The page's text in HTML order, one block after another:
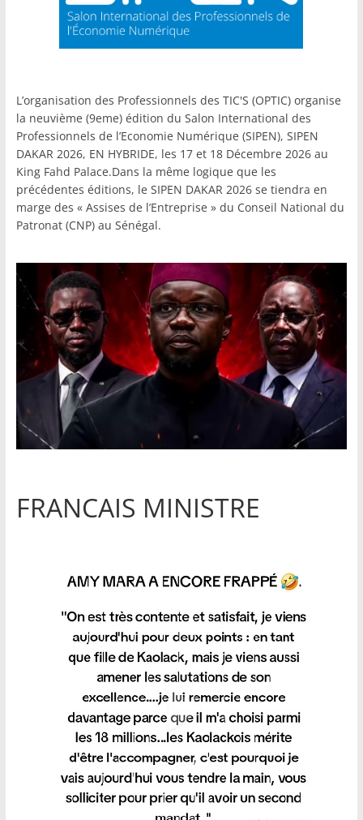
L’organisation des Professionnels des TIC'S (OPTIC) organise
la neuvième (9eme) édition du Salon International des
Professionnels de l’Economie Numérique (SIPEN), SIPEN
DAKAR 2026, EN HYBRIDE, les 17 et 18 Décembre 2026 au
King Fahd Palace.Dans la même logique que les
précédentes éditions, le SIPEN DAKAR 2026 se tiendra en
marge des « Assises de l’Entreprise » du Conseil National du
Patronat (CNP) au Sénégal.
FRANCAIS MINISTRE